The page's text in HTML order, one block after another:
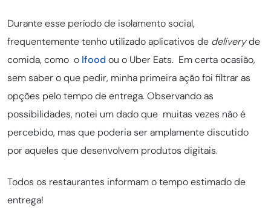
Durante esse período de isolamento social,
frequentemente tenho utilizado aplicativos de deliveryde
comida, como o Ifood ou o Uber Eats. Em certa ocasião,
sem saber o que pedir, minha primeira ação foi filtrar as
opções pelo tempo de entrega. Observando as
possibilidades, notei um dado que muitas vezes não é
percebido, mas que poderia ser amplamente discutido
por aqueles que desenvolvem produtos digitais.
Todos os restaurantes informam o tempo estimado de
entrega!